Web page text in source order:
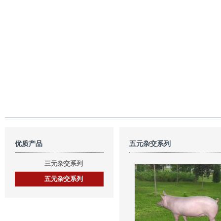
优质产品
三元杂交系列
五元杂交系列
五元杂交系列